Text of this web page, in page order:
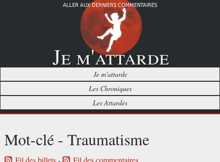
ALLER AUX DERNIERS COMMENTAIRES
Je m'attarde
Je m'attarde
Les Chroniques
Les Attardés
Mot-clé - Traumatisme